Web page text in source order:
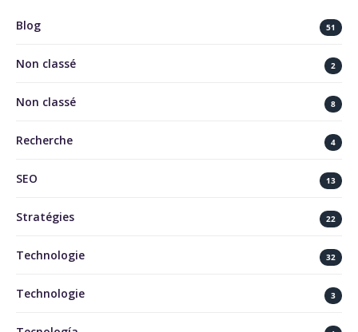
Blog 51
Non classé 2
Non classé 8
Recherche 4
SEO 13
Stratégies 22
Technologie 32
Technologie 3